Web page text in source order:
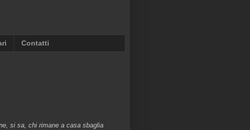
Contatti
si sa, chi rimane a casa sbaglia